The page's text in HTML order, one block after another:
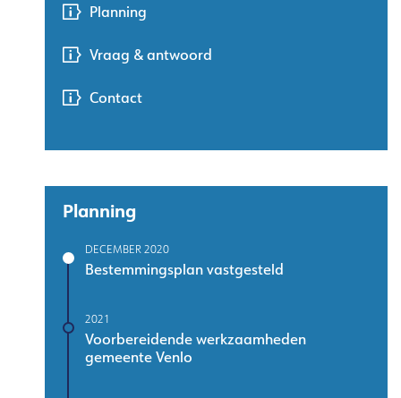
Planning
Vraag & antwoord
Contact
Planning
DECEMBER 2020
Bestemmingsplan vastgesteld
2021
Voorbereidende werkzaamheden
gemeente Venlo